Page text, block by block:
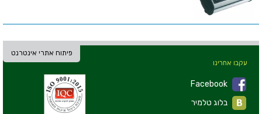
פיתוח אתרי אינטרנט
עקבו אחרינו
Facebook